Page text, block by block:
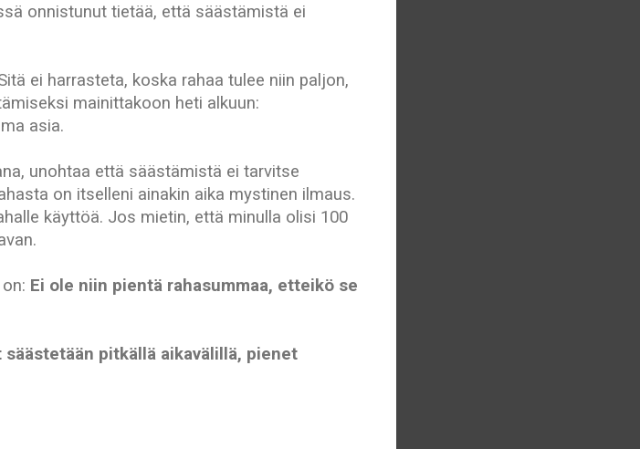
onnistunut tietää, että säästämistä ei
ei harrasteta, koska rahaa tulee niin paljon,
mainittakoon heti alkuun:
asia.
unohtaa että säästämistä ei tarvitse
on itselleni ainakin aika mystinen ilmaus.
käyttöä. Jos mietin, että minulla olisi 100
Ei ole niin pientä rahasummaa, etteikö se
säästetään pitkällä aikavälillä, pienet